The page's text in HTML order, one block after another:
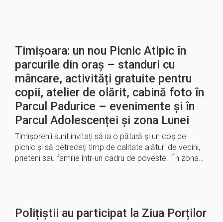
Timișoara: un nou Picnic Atipic în
parcurile din oraș – standuri cu
mâncare, activități gratuite pentru
copii, atelier de olărit, cabină foto în
Parcul Padurice – evenimente și în
Parcul Adolescenței și zona Lunei
Timișorenii sunt invitați să ia o pătură și un coș de
picnic și să petreceți timp de calitate alături de vecini,
prieteni sau familie într-un cadru de poveste. “În zona…
Polițiștii au participat la Ziua Porților